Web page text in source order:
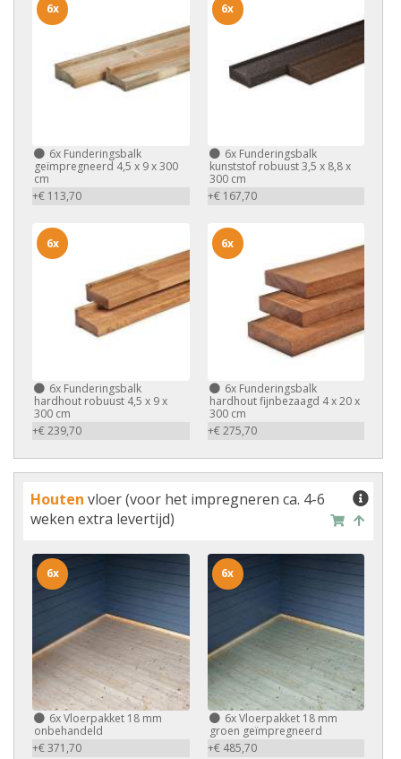
6x Funderingsbalk
geïmpregneerd 4,5 x 9 x 300
cm
+€ 113,70
6x
6xFunderingsbalk
kunststof robuust 3,5 x 8,8 x
300 cm
+€ 167,70
6x
6x Funderingsbalk
hardhout robuust 4,5 x 9 x
300 cm
+€ 239,70
6x
6xFunderingsbalk
hardhout fijnbezaagd 4 x 20 x
300 cm
+€ 275,70
6x
Houten vloer (voor het impregneren ca. 4-6
weken extra levertijd)
6xVloerpakket 18 mm
onbehandeld
+€ 371,70
6x
6xVloerpakket 18 mm
groen geïmpregneerd
+€ 485,70
6x